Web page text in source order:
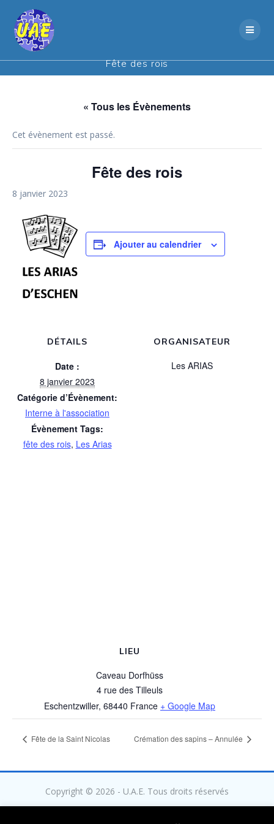
Fête des rois
« Tous les Évènements
Cet évènement est passé.
Fête des rois
8 janvier 2023
Ajouter au calendrier
DÉTAILS
Date :
8 janvier 2023
Catégorie d’Évènement:
Interne à l'association
Évènement Tags:
fête des rois, Les Arias
ORGANISATEUR
Les ARIAS
LIEU
Caveau Dorfhüss
4 rue des Tilleuls
Eschentzwiller, 68440 France + Google Map
Fête de la Saint Nicolas Crémation des sapins – Annulée
Copyright © 2026 - U.A.E. Tous droits réservés